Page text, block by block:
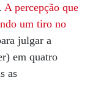
A percepção que
um tiro no
julgar a
em quatro
as